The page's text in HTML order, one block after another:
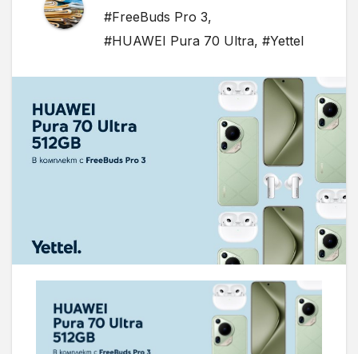
#FreeBuds Pro 3,
#HUAWEI Pura 70 Ultra, #Yettel